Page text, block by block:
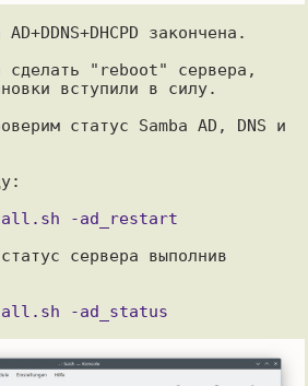
закончена.
сделать "reboot" сервера,
вступили в силу.
статус Samba AD, DNS и
сервера выполнив